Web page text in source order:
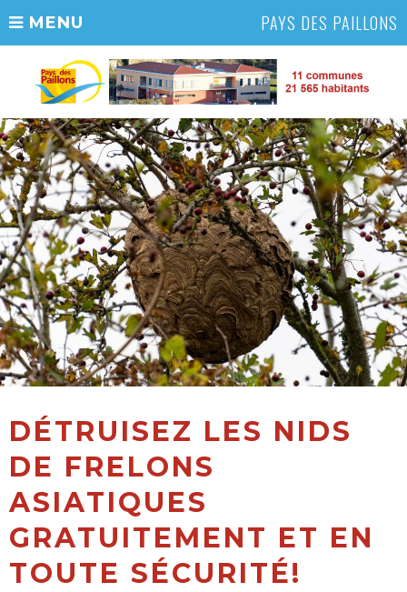
MENU PAYS DES PAILLONS
DÉTRUISEZ LES NIDS
DE FRELONS
ASIATIQUES
GRATUITEMENT ET EN
TOUTE SÉCURITÉ!